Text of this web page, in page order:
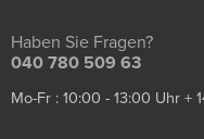
Haben Sie Fragen?
040 780 509 63
Mo-Fr : 10:00 - 13:00 Uhr +